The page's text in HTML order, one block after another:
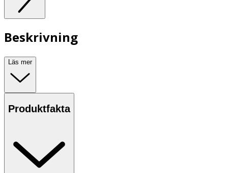
Beskrivning
Läs mer
Produktfakta